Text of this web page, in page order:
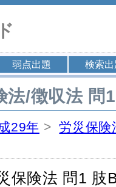
弱点出題 検索出
法/徴収法 問
29年 >労災保険
保険法 問1 肢